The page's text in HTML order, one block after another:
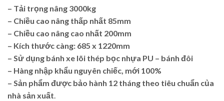
– Tải trọng nâng 3000kg
– Chiều cao nâng thấp nhất 85mm
– Chiều cao nâng cao nhất 200mm
– Kích thước càng: 685 x 1220mm
– Sử dụng bánh xe lõi thép bọc nhựa PU – bánh đôi
– Hàng nhập khẩu nguyên chiếc, mới 100%
– Sản phẩm được bảo hành 12 tháng theo tiêu chuẩn của
nhà sản xuất.